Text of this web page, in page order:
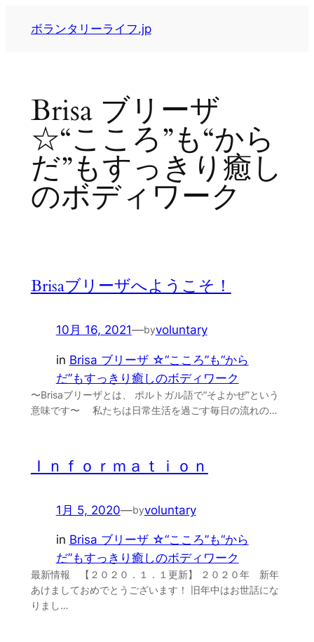
ボランタリーライフ.jp
Brisa ブリーザ
☆“こころ”も“から
だ”もすっきり癒し
のボディワーク
Brisaブリーザへようこそ！
10月 16, 2021—byvoluntary
in Brisa ブリーザ ☆“こころ”も“から
だ”もすっきり癒しのボディワーク
〜Brisaブリーザとは、 ポルトガル語で“そよかぜ”という
意味です〜 私たちは日常生活を過ごす毎日の流れの…
Ｉｎｆｏｒｍａｔｉｏｎ
1月 5, 2020—byvoluntary
in Brisa ブリーザ ☆“こころ”も“から
だ”もすっきり癒しのボディワーク
最新情報 【２０２０．１．１更新】 ２０２０年 新年
あけましておめでとうございます！ 旧年中はお世話にな
りまし…